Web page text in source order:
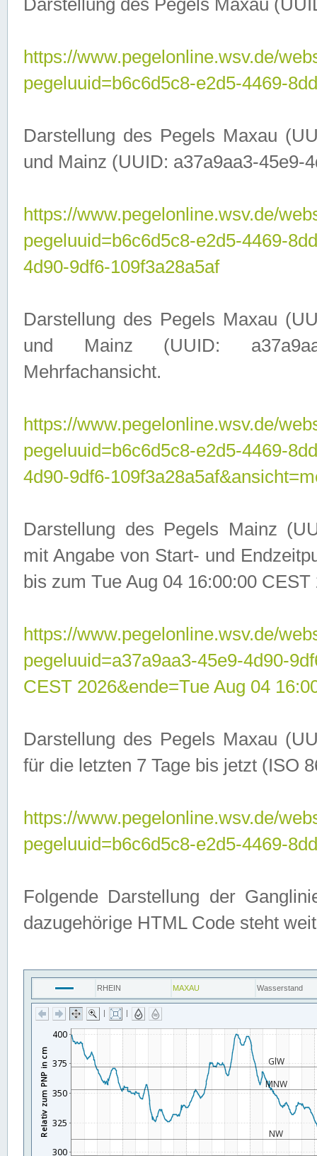
Darstellung des Pegels Maxau
https://www.pegelonline.wsv.de/
pegeluuid=b6c6d5c8-e2d5-4469-
Darstellung des Pegels Maxau
und Mainz (UUID: a37a9aa3-45e9-
https://www.pegelonline.wsv.de/
pegeluuid=b6c6d5c8-e2d5-4469-
4d90-9df6-109f3a28a5af
Darstellung des Pegels Maxau
und Mainz (UUID:
Mehrfachansicht.
https://www.pegelonline.wsv.de/
pegeluuid=b6c6d5c8-e2d5-4469-
4d90-9df6-
Darstellung des Pegels Mainz
mit Angabe von Start- und
bis zum Tue Aug 04 16:00:00 CEST
https://www.pegelonline.wsv.de/
pegeluuid=a37a9aa3-45e9-4d90-
CEST 2026&ende=Tue Aug 04
Darstellung des Pegels Maxau
für die letzten 7 Tage bis jetzt (ISO
https://www.pegelonline.wsv.de/
pegeluuid=b6c6d5c8-e2d5-4469-
Folgende Darstellung der
dazugehörige HTML Code steht